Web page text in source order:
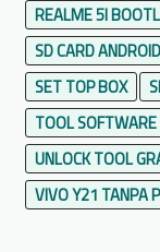
REALME 5I
SD CARD ANDROID
SET TOP BOX
TOOL SOFTWARE
UNLOCK TOOL
VIVO Y21 TANPA